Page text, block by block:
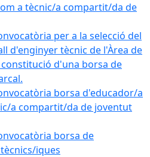
a tècnic/a compartit/da de
per a la selecció del
d'enginyer tècnic de l'Àrea de
d'una borsa de
borsa d'educador/a
a compartit/da de joventut
borsa de
iques